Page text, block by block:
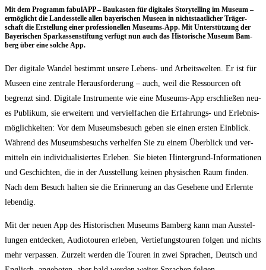
Mit dem Pro­gramm fabu­lAPP – Bau­kas­ten für digi­ta­les Sto­rytel­ling im Muse­um –
ermög­licht die Lan­des­stel­le allen baye­ri­schen Muse­en in nicht­staat­li­cher Trä­ger­
schaft die Erstel­lung einer pro­fes­sio­nel­len Muse­ums-App. Mit Unter­stüt­zung der
Baye­ri­schen Spar­kas­sen­stif­tung ver­fügt nun auch das His­to­ri­sche Muse­um Bam­
berg über eine sol­che App.
Der digi­ta­le Wan­del bestimmt unse­re Lebens- und Arbeits­wel­ten. Er ist für
Muse­en eine zen­tra­le Her­aus­for­de­rung – auch, weil die Res­sour­cen oft
begrenzt sind. Digi­ta­le Instru­men­te wie eine Muse­ums-App erschlie­ßen neu­
es Publi­kum, sie erwei­tern und ver­viel­fa­chen die Erfah­rungs- und Erleb­nis­
mög­lich­kei­ten: Vor dem Muse­ums­be­such geben sie einen ers­ten Ein­blick.
Wäh­rend des Muse­ums­be­suchs ver­hel­fen Sie zu einem Über­blick und ver­
mit­teln ein indi­vi­dua­li­sier­tes Erle­ben. Sie bie­ten Hin­ter­grund-Infor­ma­tio­nen
und Geschich­ten, die in der Aus­stel­lung kei­nen phy­si­schen Raum fin­den.
Nach dem Besuch hal­ten sie die Erin­ne­rung an das Gese­he­ne und Erlern­te
lebendig.
Mit der neu­en App des His­to­ri­schen Muse­ums Bam­berg kann man Aus­stel­
lun­gen ent­de­cken, Audio­tou­ren erle­ben, Ver­tie­fungs­tou­ren fol­gen und nichts
mehr ver­pas­sen. Zur­zeit wer­den die Tou­ren in zwei Spra­chen, Deutsch und